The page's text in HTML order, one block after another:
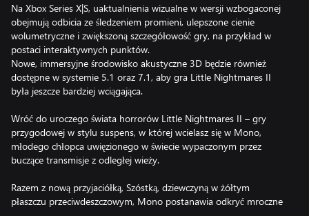
Na Xbox Series X|S, uaktualnienia wizualne w wersji wzbogaconej
obejmują odbicia ze śledzeniem promieni, ulepszone cienie
wolumetryczne i zwiększoną szczegółowość gry, na przykład w
postaci interaktywnych punktów.
Nowe, immersyjne środowisko akustyczne 3D będzie również
dostępne w systemie 5.1 oraz 7.1, aby gra Little Nightmares II
była jeszcze bardziej wciągająca.
Wróć do uroczego świata horrorów Little Nightmares II – gry
przygodowej w stylu suspens, w której wcielasz się w Mono,
młodego chłopca uwięzionego w świecie wypaczonym przez
buczące transmisje z odległej wieży.
Razem z nową przyjaciółką, Szóstką, dziewczyną w żółtym
płaszczu przeciwdeszczowym, Mono postanawia odkryć mroczne